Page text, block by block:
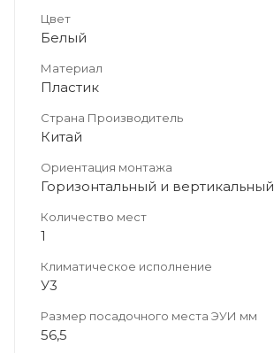
Цвет
Белый
Материал
Пластик
Страна Производитель
Китай
Ориентация монтажа
Горизонтальный и вертикальный
Количество мест
1
Климатическое исполнение
У3
Размер посадочного места ЭУИ мм
56,5